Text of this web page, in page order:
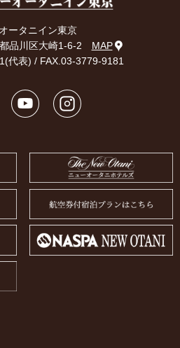
ータニイン東京
品川区大崎1-6-2
MAP
(代表) / FAX.03-3779-9181